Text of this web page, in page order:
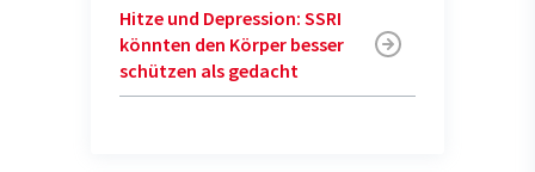
Hitze und Depression: SSRI
könnten den Körper besser
schützen als gedacht